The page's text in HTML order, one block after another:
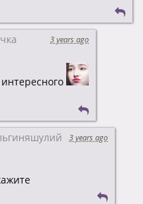
3 years ago
3 years ago